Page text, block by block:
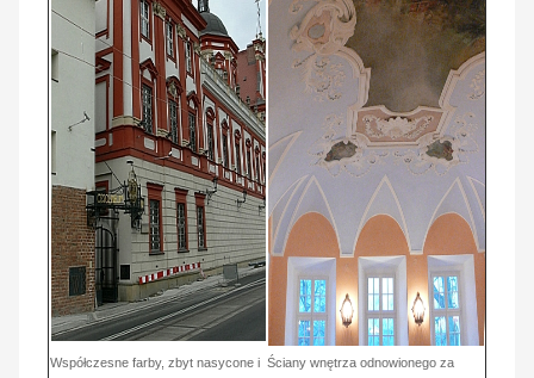
Współczesne farby, zbyt nasycone i Ściany wnętrza odnowionego za